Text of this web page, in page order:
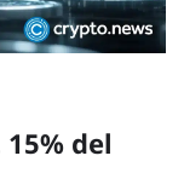
15% del